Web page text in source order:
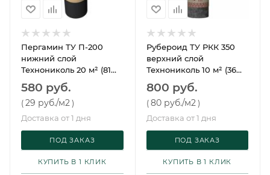
Пергамин ТУ П-200
нижний слой
Технониколь 20 м² (81
580 руб.
(29 руб./м2)
Доставка от 1 дня
ПОД ЗАКАЗ
КУПИТЬ В 1 КЛИК
Рубероид ТУ РКК 350
верхний слой
Технониколь 10 м² (36
800 руб.
(80 руб./м2 )
Доставка от 1 дня
ПОД ЗАКАЗ
КУПИТЬ В 1 КЛИК